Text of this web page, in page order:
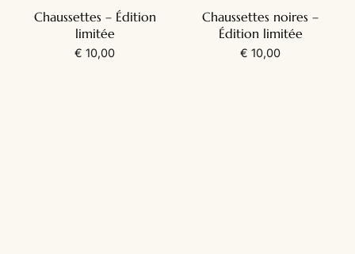
Chaussettes – Édition
limitée
€ 10,00
Chaussettes noires –
Édition limitée
€ 10,00